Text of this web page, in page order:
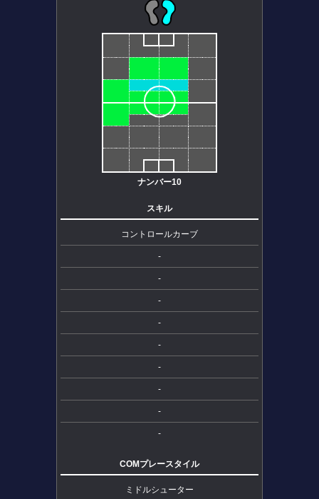
ナンバー10
スキル
コントロールカーブ
-
-
-
-
-
-
-
-
-
COMプレースタイル
ミドルシューター